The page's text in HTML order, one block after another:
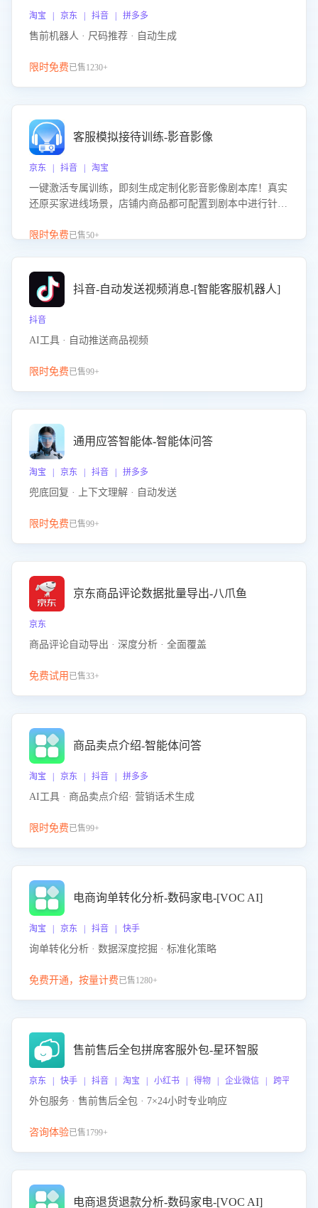
淘宝 | 京东 | 抖音 | 拼多多
售前机器人 · 尺码推荐 · 自动生成
限时免费已售1230+
客服模拟接待训练-影音影像
京东 | 抖音 | 淘宝
一键激活专属训练，即刻生成定制化影音影像剧本库！真实
还原买家进线场景，店铺内商品都可配置到剧本中进行针对
击 “立即开通”，快速获取影音影像类目剧本，一键开启客服
限时免费已售50+
抖音-自动发送视频消息-[智能客服机器人]
抖音
AI工具 · 自动推送商品视频
限时免费已售99+
通用应答智能体-智能体问答
淘宝 | 京东 | 抖音 | 拼多多
兜底回复 · 上下文理解 · 自动发送
限时免费已售99+
京东商品评论数据批量导出-八爪鱼
京东
商品评论自动导出 · 深度分析 · 全面覆盖
免费试用 已售33+
商品卖点介绍-智能体问答
淘宝 | 京东 | 抖音 | 拼多多
AI工具 · 商品卖点介绍· 营销话术生成
限时免费已售99+
电商询单转化分析-数码家电-[VOC AI]
淘宝 | 京东 | 抖音 | 快手
询单转化分析 · 数据深度挖掘 · 标准化策略
免费开通，按量计费已售1280+
售前售后全包拼席客服外包-星环智服
京东 | 快手 | 抖音 | 淘宝 | 小红书 | 得物 | 企业微信 | 跨平台
外包服务 · 售前售后全包 · 7×24小时专业响应
咨询体验已售1799+
电商退货退款分析-数码家电-[VOC AI]